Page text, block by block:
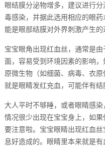
眼结膜分泌物增多，建议进行
毒感染，并据此选用相应的眼
能是眼部结膜对外界刺激产生的
宝宝眼角出现红血丝，通常是
面，容易受到环境因素的影响
原微生物（如细菌、病毒、衣
就是眼睛发红充血，可能伴有结
大人平时不够睡，或者眼睛感
情况很少出现在宝宝身上，如
要注意啦。宝宝眼睛出现红血
息好造成的。眼睛里本来就是